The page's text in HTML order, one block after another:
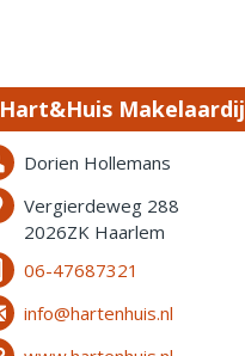
Hart&Huis Makelaardij
Dorien Hollemans
Vergierdeweg 288
2026ZK Haarlem
06-47687321
info@hartenhuis.nl